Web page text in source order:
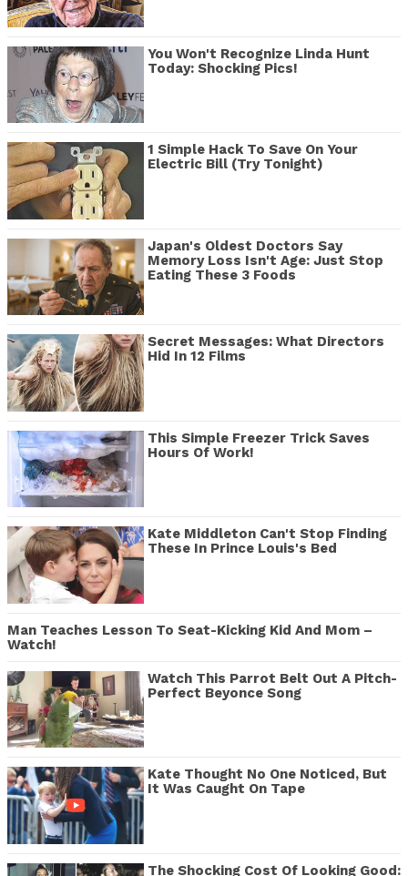
You Won't Recognize Linda Hunt
Today: Shocking Pics!
1 Simple Hack To Save On Your
Electric Bill (Try Tonight)
Japan's Oldest Doctors Say
Memory Loss Isn't Age: Just Stop
Eating These 3 Foods
Secret Messages: What Directors
Hid In 12 Films
This Simple Freezer Trick Saves
Hours Of Work!
Kate Middleton Can't Stop Finding
These In Prince Louis's Bed
Man Teaches Lesson To Seat-Kicking Kid And Mom –
Watch!
Watch This Parrot Belt Out A Pitch-
Perfect Beyonce Song
Kate Thought No One Noticed, But
It Was Caught On Tape
The Shocking Cost Of Looking Good: